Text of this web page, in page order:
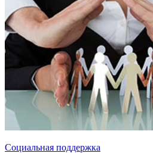
Социальная поддержка